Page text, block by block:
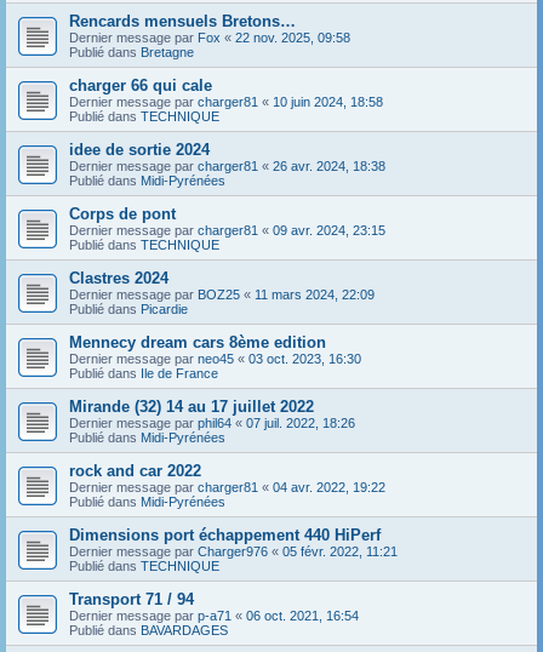
Rencards mensuels Bretons…
Dernier message par Fox « 22 nov. 2025, 09:58
Publié dans Bretagne
charger 66 qui cale
Dernier message par charger81 « 10 juin 2024, 18:58
Publié dans TECHNIQUE
idee de sortie 2024
Dernier message par charger81 « 26 avr. 2024, 18:38
Publié dans Midi-Pyrénées
Corps de pont
Dernier message par charger81 « 09 avr. 2024, 23:15
Publié dans TECHNIQUE
Clastres 2024
Dernier message par BOZ25 « 11 mars 2024, 22:09
Publié dans Picardie
Mennecy dream cars 8ème edition
Dernier message par neo45 « 03 oct. 2023, 16:30
Publié dans Ile de France
Mirande (32) 14 au 17 juillet 2022
Dernier message par phil64 « 07 juil. 2022, 18:26
Publié dans Midi-Pyrénées
rock and car 2022
Dernier message par charger81 « 04 avr. 2022, 19:22
Publié dans Midi-Pyrénées
Dimensions port échappement 440 HiPerf
Dernier message par Charger976 « 05 févr. 2022, 11:21
Publié dans TECHNIQUE
Transport 71 / 94
Dernier message par p-a71 « 06 oct. 2021, 16:54
Publié dans BAVARDAGES